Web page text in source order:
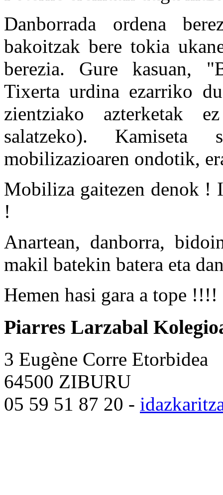
Danborrada ordena
bakoitzak bere tokia
berezia. Gure kasuan,
Tixerta urdina ezarriko
zientziako azterketak
salatzeko).
mobilizazioaren ondotik,
Mobiliza gaitezen denok !
!
Anartean, danborra,
makil batekin batera eta
Hemen hasi gara a tope !!!!
Piarres Larzabal
3 Eugène Corre Etorbidea
64500 ZIBURU
05 59 51 87 20 -